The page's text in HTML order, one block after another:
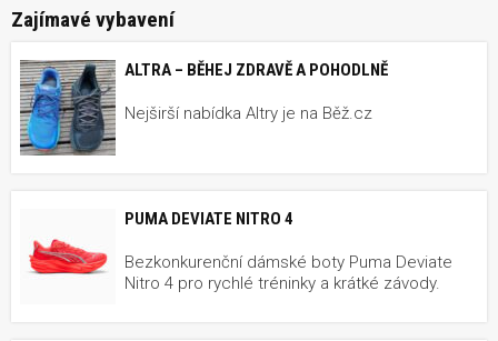
Zajímavé vybavení
ALTRA – BĚHEJ ZDRAVĚ A POHODLNĚ
Nejširší nabídka Altry je na Běž.cz
PUMA DEVIATE NITRO 4
Bezkonkurenční dámské boty Puma Deviate
Nitro 4 pro rychlé tréninky a krátké závody.